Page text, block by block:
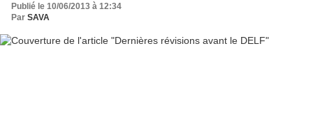
Publié le 10/06/2013 à 12:34
Par SAVA